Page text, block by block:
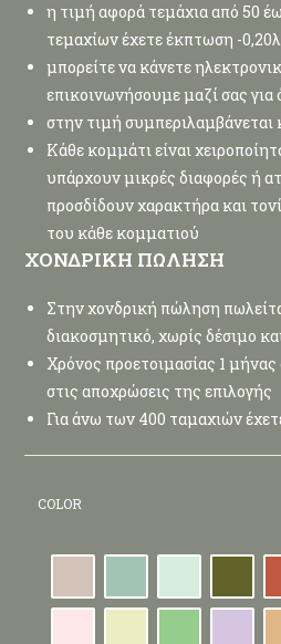
η τιμή αφορά τεμάχια από 50
τεμαχίων έχετε έκπτωση -
μπορείτε να κάνετε
επικοινωνήσουμε μαζί σας για
στην τιμή
Κάθε κομμάτι είναι
υπάρχουν μικρές διαφορές ή
προσδίδουν χαρακτήρα και
του κάθε κομματιού
ΧΟΝΔΡΙΚΗ ΠΩΛΗΣΗ
Στην χονδρική πώληση
διακοσμητικό, χωρίς δέσιμο
Χρόνος προετοιμασίας 1
στις αποχρώσεις της επιλογής
Για άνω των 400 ταμαχιών
COLOR